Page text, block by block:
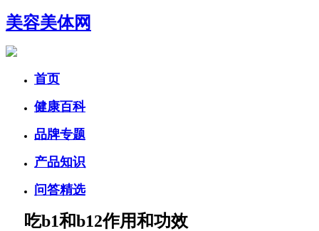
美容美体网
首页
健康百科
品牌专题
产品知识
问答精选
吃b1和b12作用和功效